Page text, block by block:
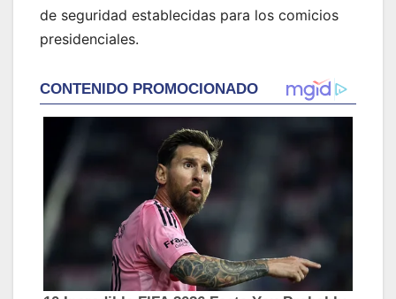
de seguridad establecidas para los comicios
presidenciales.